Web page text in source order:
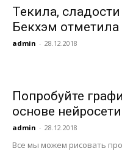
Текила,
Бекхэм
admin - 28.12.2018
Попробуйте
основе нейросети
admin - 28.12.2018
Все мы можем рисовать